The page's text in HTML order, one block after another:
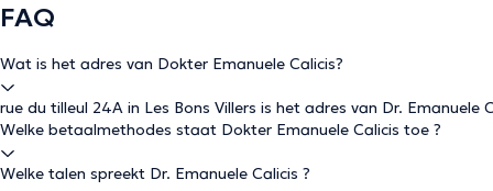
FAQ
Wat is het adres van Dokter Emanuele Calicis?
rue du tilleul 24A in Les Bons Villers is het adres van Dr. Emanuele
Welke betaalmethodes staat Dokter Emanuele Calicis toe ?
Welke talen spreekt Dr. Emanuele Calicis ?